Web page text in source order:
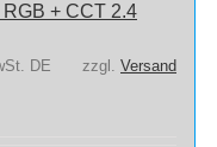
+ CCT 2.4
DE zzgl. Versand